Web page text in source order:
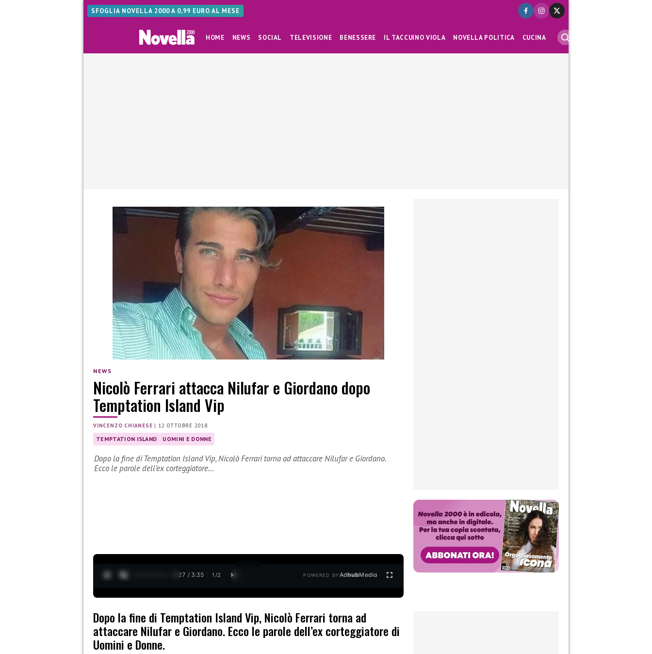
SFOGLIA NOVELLA 2000 A 0,99 EURO AL MESE
HOME NEWS SOCIAL TELEVISIONE BENESSERE IL TACCUINO VIOLA NOVELLA POLITICA CUCINA
NEWS
Nicolò Ferrari attacca Nilufar e Giordano dopo
Temptation Island Vip
VINCENZO CHIANESE | 12 OTTOBRE 2018
TEMPTATION ISLAND UOMINI E DONNE
Dopo la fine di Temptation Island Vip, Nicolò Ferrari torna ad attaccare Nilufar e Giordano.
Ecco le parole dell’ex corteggiatore…
0:28 / 3:35 1 /2 POWERED BYAdhubMedia
Dopo la fine di Temptation Island Vip, Nicolò Ferrari torna ad
attaccare Nilufar e Giordano. Ecco le parole dell’ex corteggiatore di
Uomini e Donne.